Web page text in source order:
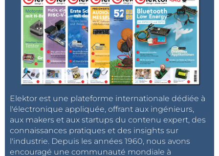
Elektor est une plateforme internationale dédiée à
l'électronique appliquée, offrant aux ingénieurs,
aux makers et aux startups du contenu expert, des
connaissances pratiques et des insights sur
l'industrie. Depuis les années 1960, nous avons
encouragé une communauté mondiale à